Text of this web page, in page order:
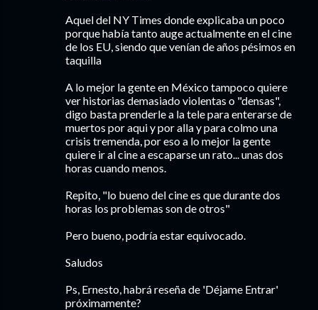
Aquel del NY Times donde explicaba un poco
porque había tanto auge actualmente en el cine
de los EU, siendo que venían de años pésimos en
taquilla
A lo mejor la gente en México tampoco quiere
ver historias demasiado violentas o "densas",
digo basta prenderle a la tele para enterarse de
muertos por aqui y por alla y para colmo una
crisis tremenda, por eso a lo mejor la gente
quiere ir al cine a escaparse un rato... unas dos
horas cuando menos.
Repito, "lo bueno del cine es que durante dos
horas los problemas son de otros"
Pero bueno, podría estar equivocado.
Saludos
Ps, Ernesto, habrá reseña de 'Déjame Entrar'
próximamente?